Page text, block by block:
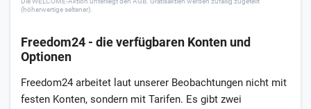
(höherwertige seltener).
Freedom24 - die verfügbaren Konten und
Optionen
Freedom24 arbeitet laut unserer Beobachtungen nicht mit
festen Konten, sondern mit Tarifen. Es gibt zwei